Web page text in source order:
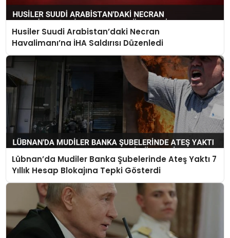
Husiler Suudi Arabistan’daki Necran
Havalimanı’na İHA Saldırısı Düzenledi
Lübnan’da Mudiler Banka Şubelerinde Ateş Yaktı 7
Yıllık Hesap Blokajına Tepki Gösterdi